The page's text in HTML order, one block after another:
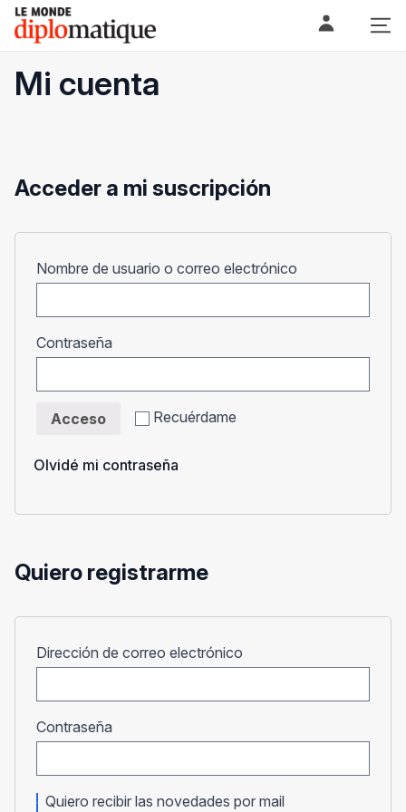
Skip
content
Le monde diplomatique
Mi cuenta
Acceder a mi suscripción
Nombre de usuario o correo electrónico
Contraseña
Recuérdame
Acceso
Olvidé mi contraseña
Quiero registrarme
Dirección de correo electrónico
Contraseña
Quiero recibir las novedades por mail